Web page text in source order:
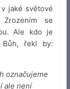
jaké světové
se
Ale kdo je
Bůh, řekl by:
označujeme
ale není